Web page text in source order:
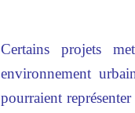
Certains projets
environnement
pourraient